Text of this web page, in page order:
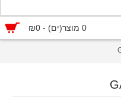
0 מוצר(ים) - ₪0